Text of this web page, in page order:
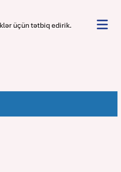
üçün tətbiq edirik.